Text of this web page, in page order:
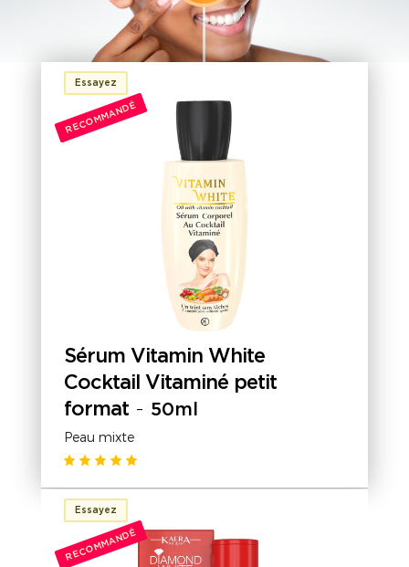
Essayez
RECOMMANDÉ
Sérum Vitamin White
Cocktail Vitaminé petit
format- 50ml
Peau mixte
Essayez
RECOMMANDÉ